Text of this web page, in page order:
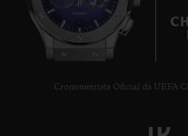
Cronometrista Oficial da UEFA